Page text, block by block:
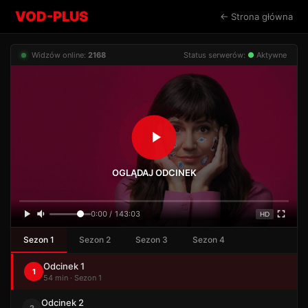
VOD-PLUS ← Strona główna
Widzów online: 2168 Status serwerów: ● Aktywne
OGLĄDAJ ODCINEK
0:00 / 143:03 HD
Sezon 1 Sezon 2 Sezon 3 Sezon 4
1 Odcinek 1
54 min · Sezon 1
Odcinek 2